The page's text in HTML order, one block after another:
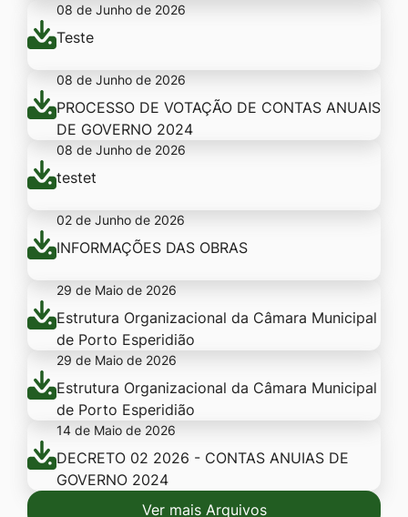
08 de Junho de 2026
Teste
08 de Junho de 2026
PROCESSO DE VOTAÇÃO DE CONTAS ANUAIS
DE GOVERNO 2024
08 de Junho de 2026
testet
02 de Junho de 2026
INFORMAÇÕES DAS OBRAS
29 de Maio de 2026
Estrutura Organizacional da Câmara Municipal
de Porto Esperidião
29 de Maio de 2026
Estrutura Organizacional da Câmara Municipal
de Porto Esperidião
14 de Maio de 2026
DECRETO 02 2026 - CONTAS ANUIAS DE
GOVERNO 2024
Ver mais Arquivos